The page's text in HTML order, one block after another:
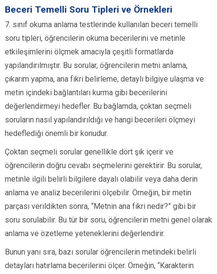
Beceri Temelli Soru Tipleri ve Örnekleri
7. sınıf okuma anlama testlerinde kullanılan beceri temelli
soru tipleri, öğrencilerin okuma becerilerini ve metinle
etkileşimlerini ölçmek amacıyla çeşitli formatlarda
yapılandırılmıştır. Bu sorular, öğrencilerin metni anlama,
çıkarım yapma, ana fikri belirleme, detaylı bilgiye ulaşma ve
metin içindeki bağlantıları kurma gibi becerilerini
değerlendirmeyi hedefler. Bu bağlamda, çoktan seçmeli
soruların nasıl yapılandırıldığı ve hangi becerileri ölçmeyi
hedeflediği önemli bir konudur.
Çoktan seçmeli sorular genellikle dört şık içerir ve
öğrencilerin doğru cevabı seçmelerini gerektirir. Bu sorular,
metinle ilgili belirli bilgilere dayalı olabilir veya daha derin
anlama ve analiz becerilerini ölçebilir. Örneğin, bir metin
parçası verildikten sonra, “Metnin ana fikri nedir?” gibi bir
soru sorulabilir. Bu tür bir soru, öğrencilerin metni genel olarak
anlama ve özetleme yeteneklerini değerlendirir.
Bunun yanı sıra, bazı sorular öğrencilerin metindeki belirli
detayları hatırlama becerilerini ölçer. Örneğin, “Karakterin